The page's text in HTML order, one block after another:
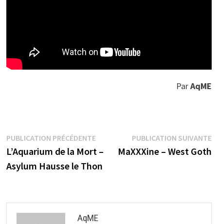
ParAqME
Navigation
de
l’article
PUBLICATION PRÉCÉDENTEPublication
précédente :
L’Aquarium de la Mort –
Asylum Hausse le Thon
PUBLICATION SUIVANTE
MaXXXine – West Goth
AqME